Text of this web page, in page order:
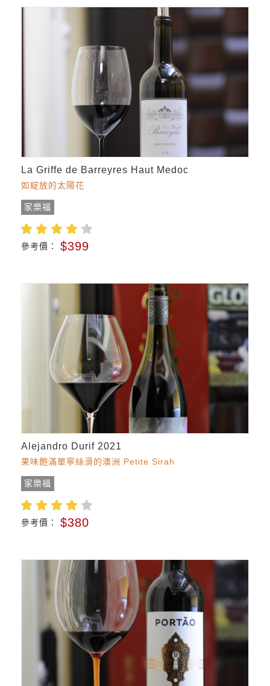
La Griffe de Barreyres Haut Medoc
如綻放的太陽花
家樂福
參考價： $399
Alejandro Durif 2021
果味飽滿單寧絲滑的澳洲 Petite Sirah
家樂福
參考價： $380